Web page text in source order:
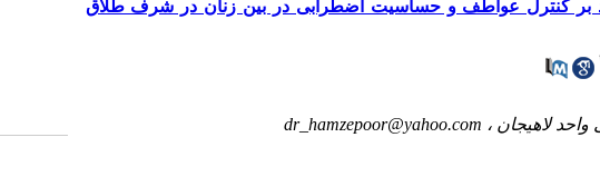
بر کنترل عواطف و حساسیت اضطرابی در بین زنان در شرف طلاق
dr_hamzepoor@yahoo.com